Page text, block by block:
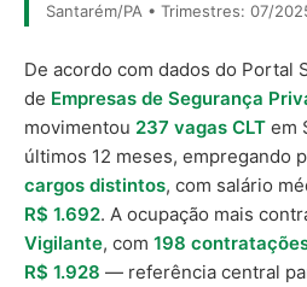
Santarém/PA • Trimestres: 07/
De acordo com dados do Portal
de Empresas de Segurança
movimentou 237 vagas CLT em
últimos 12 meses, empregando
cargos distintos, com salário
R$ 1.692. A ocupação mais
Vigilante, com 198
R$ 1.928 — referência central